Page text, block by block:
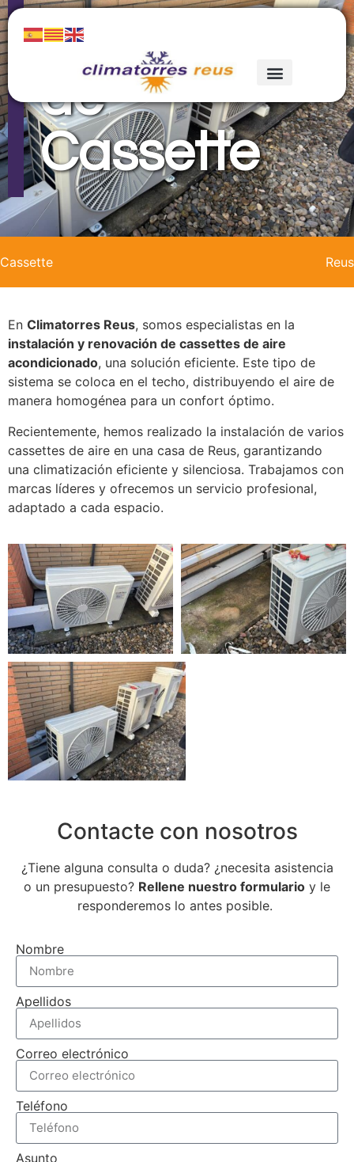
Renovación
de
Cassette
Cassette Reus
En Climatorres Reus, somos especialistas en la
instalación y renovación de cassettes de aire
acondicionado, una solución eficiente. Este tipo de
sistema se coloca en el techo, distribuyendo el aire de
manera homogénea para un confort óptimo.
Recientemente, hemos realizado la instalación de varios
cassettes de aire en una casa de Reus, garantizando
una climatización eficiente y silenciosa. Trabajamos con
marcas líderes y ofrecemos un servicio profesional,
adaptado a cada espacio.
Contacte con nosotros
¿Tiene alguna consulta o duda? ¿necesita asistencia
o un presupuesto? Rellene nuestro formulario y le
responderemos lo antes posible.
Nombre
Apellidos
Correo electrónico
Teléfono
Asunto